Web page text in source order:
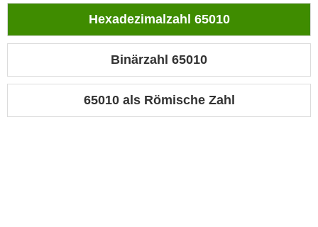
Hexadezimalzahl 65010
Binärzahl 65010
65010 als Römische Zahl